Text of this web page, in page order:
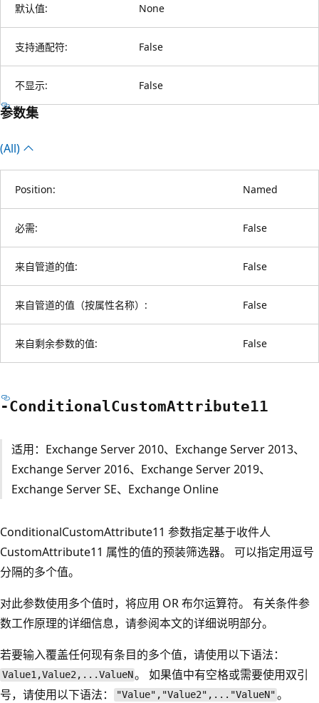
默认值: None
支持通配符: False
不显示: False
参数集
(All)
Position: Named
必需: False
来自管道的值: False
来自管道的值（按属性名称）: False
来自剩余参数的值: False
-ConditionalCustomAttribute11
适用：Exchange Server 2010、Exchange Server 2013、
Exchange Server 2016、Exchange Server 2019、
Exchange Server SE、Exchange Online
ConditionalCustomAttribute11 参数指定基于收件人
CustomAttribute11 属性的值的预装筛选器。 可以指定用逗号
分隔的多个值。
对此参数使用多个值时，将应用 OR 布尔运算符。 有关条件参
数工作原理的详细信息，请参阅本文的详细说明部分。
若要输入覆盖任何现有条目的多个值，请使用以下语法：
Value1,Value2,...ValueN。 如果值中有空格或需要使用双引
号，请使用以下语法：
"Value","Value2",..."ValueN" 。